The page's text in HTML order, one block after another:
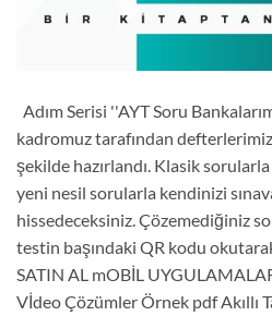
Adım Serisi ''AYT Soru
kadromuz tarafından
şekilde hazırlandı. Klasik
yeni nesil sorularla kendinizi
hissedeceksiniz. Çözemediğiniz
testin başındaki QR kodu
SATIN AL mOBİL
Vİdeo Çözümler Örnek pdf Akıllı